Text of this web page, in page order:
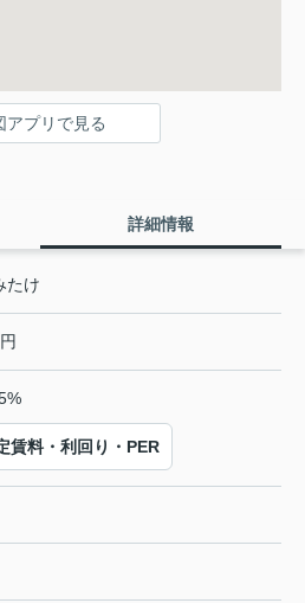
アプリで見る
詳細情報
たけ
賃料・利回り・PER